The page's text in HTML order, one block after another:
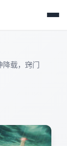
降载，窍门